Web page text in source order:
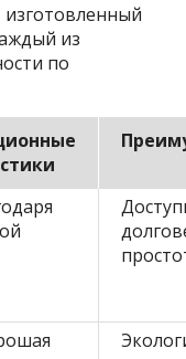
из
по